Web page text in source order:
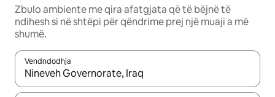
Zbulo ambiente me qira afatgjata që të bëjnë të
ndihesh si në shtëpi për qëndrime prej një muaji a më
shumë.
Vendndodhja
Kur rezultatet të jenë të disponueshme, lëviz me butonat e